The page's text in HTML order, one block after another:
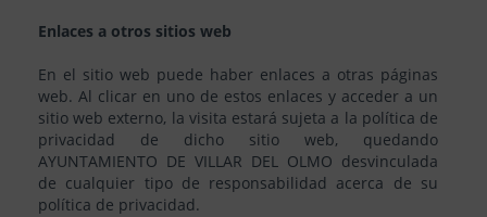
Enlaces a otros sitios web
En el sitio web puede haber enlaces a otras páginas
web. Al clicar en uno de estos enlaces y acceder a un
sitio web externo, la visita estará sujeta a la política de
privacidad de dicho sitio web, quedando
AYUNTAMIENTO DE VILLAR DEL OLMO desvinculada
de cualquier tipo de responsabilidad acerca de su
política de privacidad.